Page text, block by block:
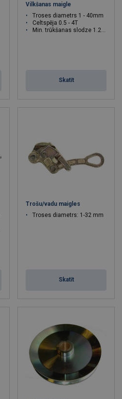
Vilkšanas maigle
Troses diametrs 1 - 40mm
Celtspēja 0.5 - 4T
Min. trūkšanas slodze 1.25 - 9T
Skatīt
Trošu/vadu maigles
Troses diametrs: 1-32 mm
Skatīt